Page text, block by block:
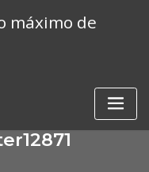
máximo de